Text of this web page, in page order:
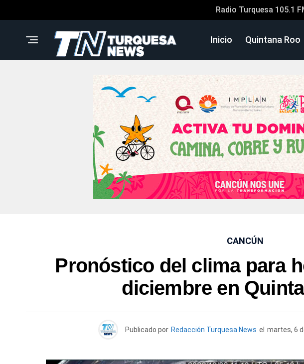
Radio Turquesa 105.1
Inicio Quintana Roo
CANCÚN
Pronóstico del clima para
diciembre en
Publicado por Redacción Turquesa News el martes, 6